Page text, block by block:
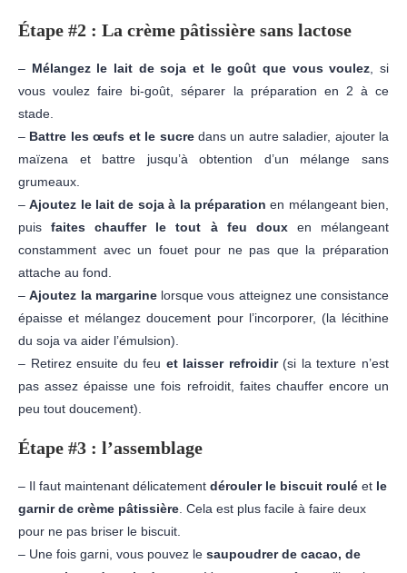
Étape #2 : La crème pâtissière sans lactose
– Mélangez le lait de soja et le goût que vous voulez, si
vous voulez faire bi-goût, séparer la préparation en 2 à ce
stade.
– Battre les œufs et le sucredans un autre saladier, ajouter la
maïzena et battre jusqu’à obtention d’un mélange sans
grumeaux.
–Ajoutez le lait de soja à la préparation en mélangeant bien,
puisfaites chauffer le tout à feu douxen mélangeant
constamment avec un fouet pour ne pas que la préparation
attache au fond.
–Ajoutez la margarinelorsque vous atteignez une consistance
épaisse et mélangez doucement pour l’incorporer, (la lécithine
du soja va aider l’émulsion).
– Retirez ensuite du feu et laisser refroidir(si la texture n’est
pas assez épaisse une fois refroidit, faites chauffer encore un
peu tout doucement).
Étape #3 : l’assemblage
– Il faut maintenant délicatement dérouler le biscuit roulé et le
garnir de crème pâtissière. Cela est plus facile à faire deux
pour ne pas briser le biscuit.
– Une fois garni, vous pouvez le saupoudrer de cacao, de